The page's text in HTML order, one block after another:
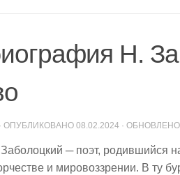
Н.
· ОПУБЛИКОВАНО 08.02.2024 · ОБНОВЛЕНО
─ поэт, родившийся
и мировоззрении. В ту